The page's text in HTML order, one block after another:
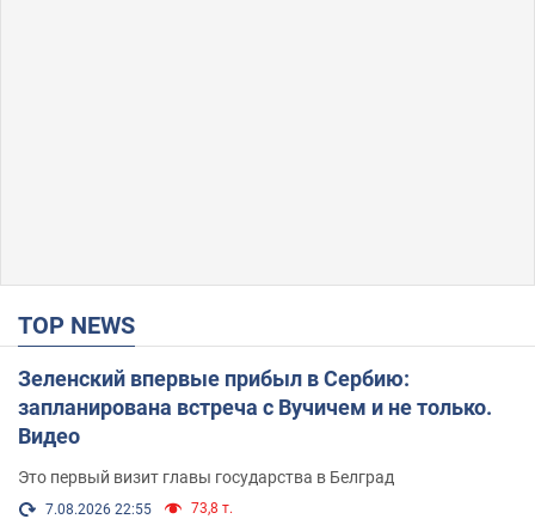
TOP NEWS
Зеленский впервые прибыл в Сербию:
запланирована встреча с Вучичем и не только.
Видео
Это первый визит главы государства в Белград
7.08.2026 22:55 73,8 т.